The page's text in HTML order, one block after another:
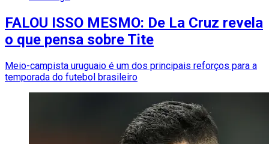
FALOU ISSO MESMO: De La Cruz revela
o que pensa sobre Tite
Meio-campista uruguaio é um dos principais reforços para a
temporada do futebol brasileiro